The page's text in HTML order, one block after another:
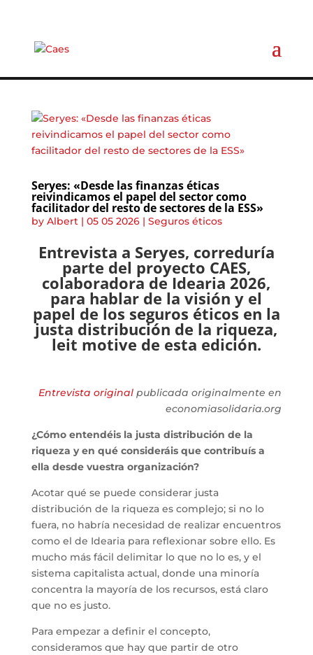
Seryes: «Desde las finanzas éticas
reivindicamos el papel del sector como
facilitador del resto de sectores de la ESS»
by Albert| 05 05 2026| Seguros éticos
Entrevista a Seryes, correduría
parte del proyecto CAES,
colaboradora de Idearia 2026,
para hablar de la visión y el
papel de los seguros éticos en la
justa distribución de la riqueza,
leit motive de esta edición.
Entrevista original publicada originalmente en
economiasolidaria.org
¿Cómo entendéis la justa distribución de la
riqueza y en qué consideráis que contribuís a
ella desde vuestra organización?
Acotar qué se puede considerar justa
distribución de la riqueza es complejo; si no lo
fuera, no habría necesidad de realizar encuentros
como el de Idearia para reflexionar sobre ello. Es
mucho más fácil delimitar lo que no lo es, y el
sistema capitalista actual, donde una minoría
concentra la mayoría de los recursos, está claro
que no es justo.
Para empezar a definir el concepto,
consideramos que hay que partir de otro